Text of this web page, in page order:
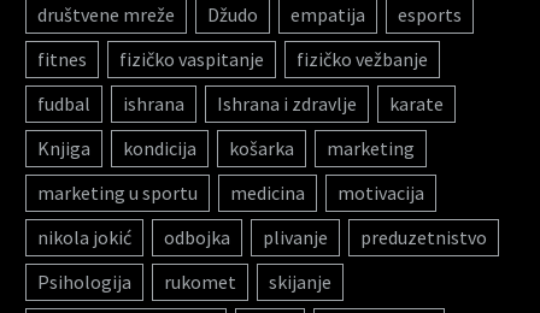
društvene mreže
Džudo empatija
esports
fitnes
fizičko vaspitanje
fizičko vežbanje
fudbal
ishrana Ishrana i zdravlje
karate
Knjiga
kondicija košarka
marketing
marketing u sportu
medicina
motivacija
nikola jokić
odbojka plivanje
preduzetnistvo
Psihologija
rukomet
skijanje